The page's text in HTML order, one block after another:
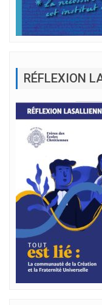
RÉFLEXION